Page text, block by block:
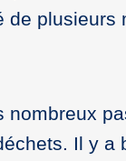
de plusieurs
nombreux
Il y a